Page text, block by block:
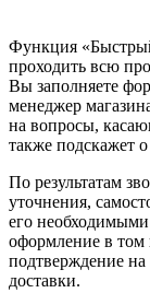
Функция
проходить всю
Вы заполняете
менеджер
на вопросы,
также подскажет
По результатам
уточнения,
его
оформление в том
подтверждение
доставки.